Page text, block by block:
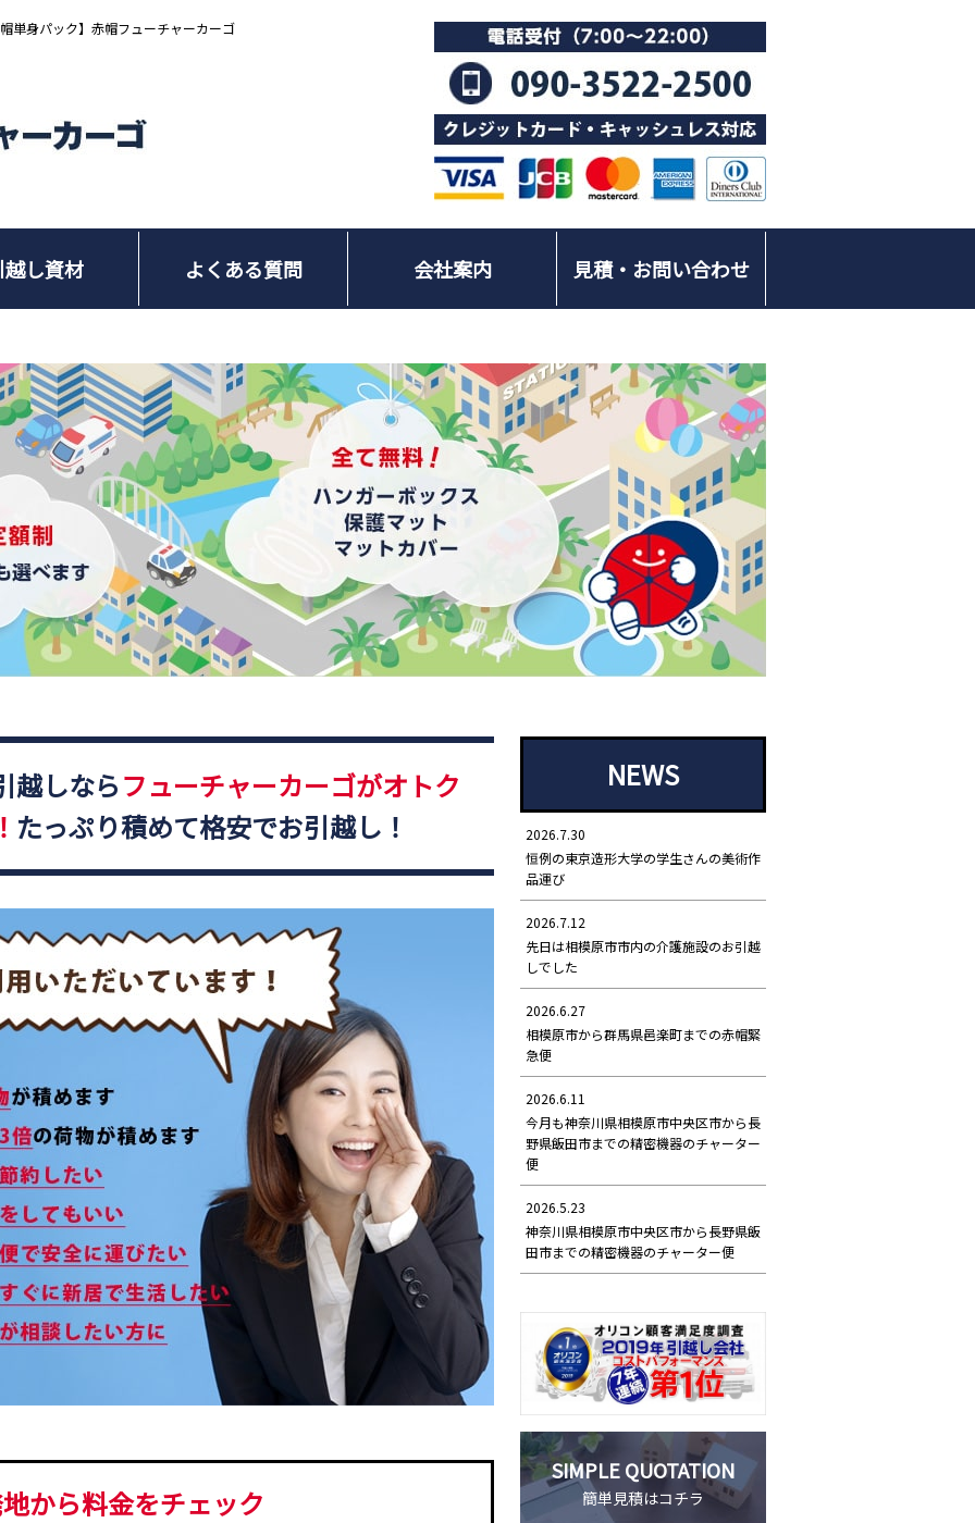
単身パック】赤帽フューチャーカーゴ
し資材 よくある質問 会社案内 見積・お問い合わせ
越しならフューチャーカーゴがオトク
たっぷり積めて格安でお引越し！
から料金をチェック
NEWS
2026.7.30
恒例の東京造形大学の学生さんの美術作
品運び
2026.7.12
先日は相模原市市内の介護施設のお引越
しでした
2026.6.27
相模原市から群馬県邑楽町までの赤帽緊
急便
2026.6.11
今月も神奈川県相模原市中央区市から長
野県飯田市までの精密機器のチャーター
便
2026.5.23
神奈川県相模原市中央区市から長野県飯
田市までの精密機器のチャーター便
SIMPLE QUOTATION
簡単見積はコチラ